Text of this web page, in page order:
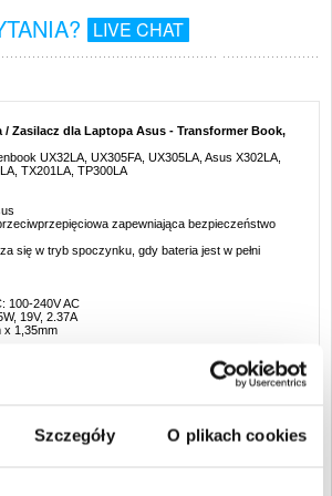
Szczegóły O plikach cookies
LIVE CHAT
/ Zasilacz dla Laptopa Asus - Transformer Book,
UX32LA, UX305FA, UX305LA, Asus X302LA,
TX201LA, TP300LA
zapewniająca bezpieczeństwo
się w tryb spoczynku, gdy bateria jest w pełni
100-240V AC
19V, 2.37A
x 1,35mm